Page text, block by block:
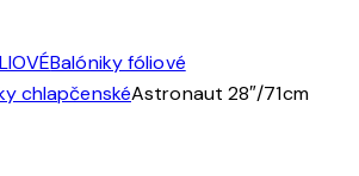
Balóniky fóliové
chlapčenskéAstronaut 28″/71cm